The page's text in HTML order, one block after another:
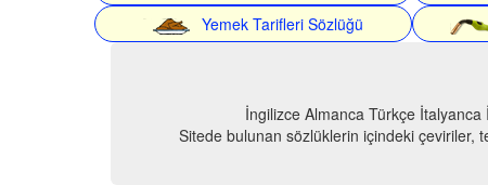
Yemek Tarifleri Sözlüğü
İngilizce Almanca Türkçe İtalyanca
Sitede bulunan sözlüklerin içindeki çeviriler,